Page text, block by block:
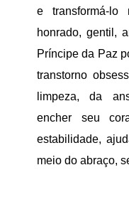
e transformá-lo
honrado, gentil,
Príncipe da Paz
transtorno
limpeza, da
encher seu
estabilidade,
meio do abraço,